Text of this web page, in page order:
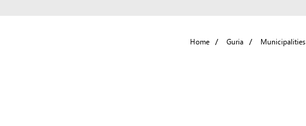
Home Guria Municipalities